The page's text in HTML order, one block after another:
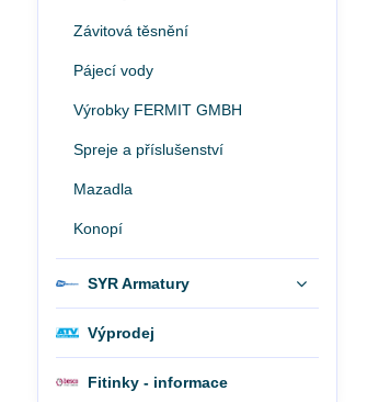
Závitová těsnění
Pájecí vody
Výrobky FERMIT GMBH
Spreje a příslušenství
Mazadla
Konopí
SYR Armatury
Výprodej
Fitinky - informace